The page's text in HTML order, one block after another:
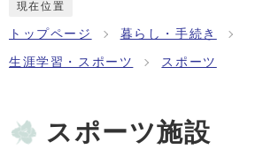
現在位置
トップページ 暮らし・手続き
生涯学習・スポーツ スポーツ
スポーツ施設